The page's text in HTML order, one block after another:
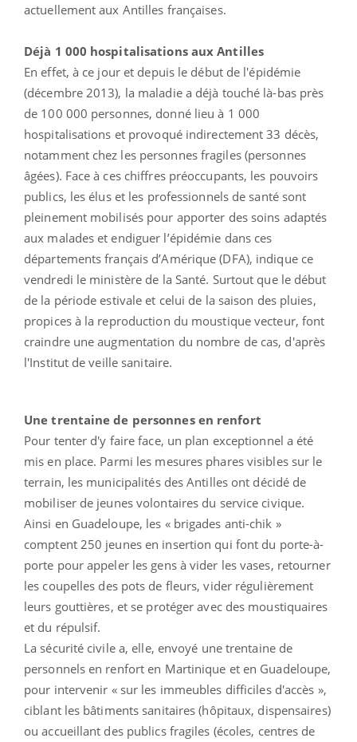
actuellement aux Antilles françaises.
Déjà 1 000 hospitalisations aux Antilles
En effet, à ce jour et depuis le début de l'épidémie
(décembre 2013), la maladie a déjà touché là-bas près
de 100 000 personnes, donné lieu à 1 000
hospitalisations et provoqué indirectement 33 décès,
notamment chez les personnes fragiles (personnes
âgées). Face à ces chiffres préoccupants, les pouvoirs
publics, les élus et les professionnels de santé sont
pleinement mobilisés pour apporter des soins adaptés
aux malades et endiguer l’épidémie dans ces
départements français d’Amérique (DFA), indique ce
vendredi le ministère de la Santé. Surtout que le début
de la période estivale et celui de la saison des pluies,
propices à la reproduction du moustique vecteur, font
craindre une augmentation du nombre de cas, d'après
l'Institut de veille sanitaire.
Une trentaine de personnes en renfort
Pour tenter d'y faire face, un plan exceptionnel a été
mis en place. Parmi les mesures phares visibles sur le
terrain, les municipalités des Antilles ont décidé de
mobiliser de jeunes volontaires du service civique.
Ainsi en Guadeloupe, les « brigades anti-chik »
comptent 250 jeunes en insertion qui font du porte-à-
porte pour appeler les gens à vider les vases, retourner
les coupelles des pots de fleurs, vider régulièrement
leurs gouttières, et se protéger avec des moustiquaires
et du répulsif.
La sécurité civile a, elle, envoyé une trentaine de
personnels en renfort en Martinique et en Guadeloupe,
pour intervenir « sur les immeubles difficiles d'accès »,
ciblant les bâtiments sanitaires (hôpitaux, dispensaires)
ou accueillant des publics fragiles (écoles, centres de